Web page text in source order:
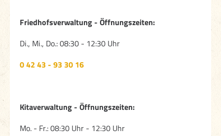
Friedhofsverwaltung - Öffnungszeiten:
Di., Mi., Do.: 08:30 - 12:30 Uhr
0 42 43 - 93 30 16
Kitaverwaltung - Öffnungszeiten:
Mo. - Fr.: 08:30 Uhr - 12:30 Uhr